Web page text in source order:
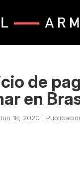
de
en
18, 2020